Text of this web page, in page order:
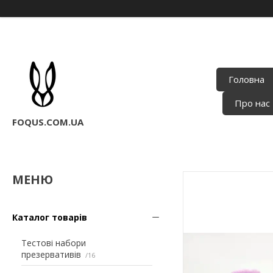
FOQUS.COM.UA
Головна
Про нас
Каталог товарів
Тестові набори
презервативів
16